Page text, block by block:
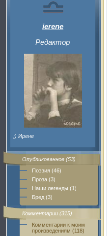
ierene
Редактор
;) Ирене
Опубликованное (53)
Поэзия (46)
Проза (3)
Наши легенды (1)
Бред (3)
Комментарии (315)
Комментарии к моим
произведениям (118)